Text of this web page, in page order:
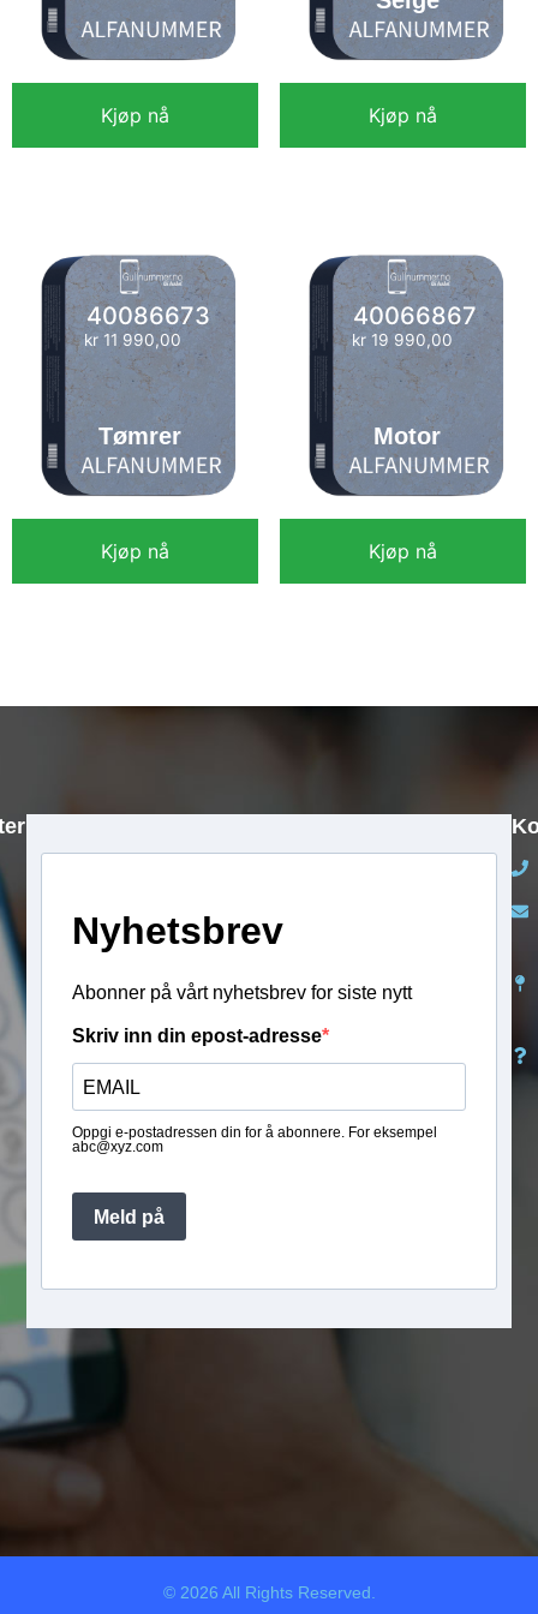
Kjøp nå Kjøp nå
40086673
kr 11 990,00
Tømrer
Kjøp nå
40066867
kr 19 990,00
Motor
Kjøp nå
Nyhetsbrev
Abonner på vårt nyhetsbrev for siste nytt
Skriv inn din epost-adresse
Oppgi e-postadressen din for å abonnere. For eksempel
abc@xyz.com
Meld på
© 2026 All Rights Reserved.